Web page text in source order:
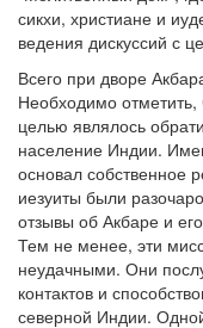
сикхи, христиане и
ведения дискуссий с
Всего при дворе
Необходимо
целью являлось
население Индии.
основал собственное
иезуиты были
отзывы об Акбаре и
Тем не менее, эти
неудачными. Они
контактов и
северной Индии.